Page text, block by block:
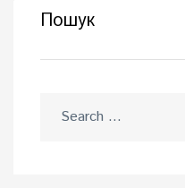
Пошук